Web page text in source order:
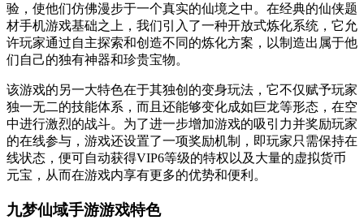
验，使他们仿佛漫步于一个真实的仙境之中。在经典的仙侠题
材手机游戏基础之上，我们引入了一种开放式炼化系统，它允
许玩家通过自主探索和创造不同的炼化方案，以制造出属于他
们自己的独有神器和珍贵宝物。
该游戏的另一大特色在于其独创的变身玩法，它不仅赋予玩家
独一无二的技能体系，而且还能够变化成如巨龙等形态，在空
中进行激烈的战斗。为了进一步增加游戏的吸引力并奖励玩家
的在线参与，游戏还设置了一项奖励机制，即玩家只需保持在
线状态，便可自动获得VIP6等级的特权以及大量的虚拟货币
元宝，从而在游戏内享有更多的优势和便利。
九梦仙域手游游戏特色